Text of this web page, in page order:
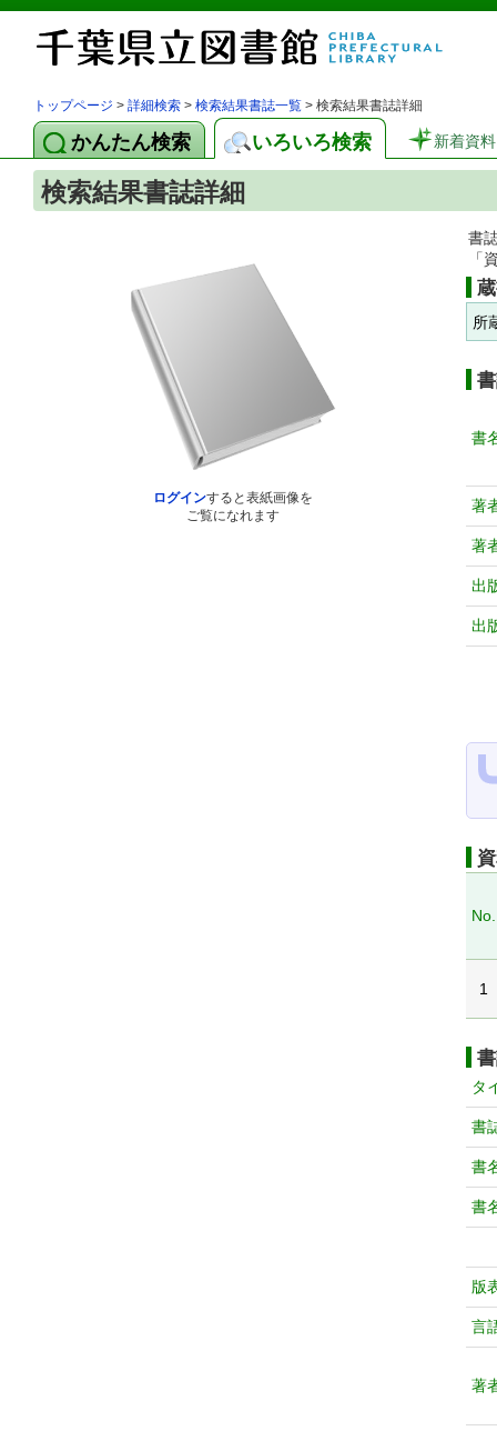
トップページ > 詳細検索 > 検索結果書誌一覧 > 検索結果書誌詳細
かんたん検索 いろいろ検索 新着資料
検索結果書誌詳細
ログインすると表紙画像を
ご覧になれます
書
「
所
書
著
著
出
出
No.
1
タ
書
書
書
版
言
著